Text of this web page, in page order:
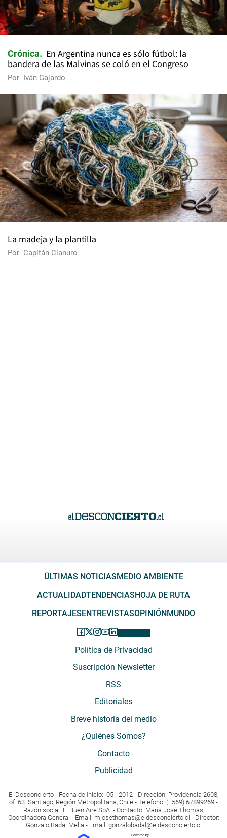
Crónica
En Argentina nunca es sólo fútbol: la
bandera de las Malvinas se coló en el Congreso
Por Iván Gajardo
La madeja y la plantilla
Por Capitán Cianuro
ÚLTIMAS NOTICIASMEDIO AMBIENTE
ACTUALIDADTENDENCIASHOJA DE RUTA
REPORTAJESENTREVISTASOPINIÓNMUNDO
Política de Privacidad
Suscripción Newsletter
RSS
Editoriales
Breve historia del medio
¿Quiénes Somos?
Contacto
Publicidad
El Desconcierto - Fecha de Inicio: 05 - 2012 - Dirección: Providencia 2608,
of. 63. Santiago, Región Metropolitana, Chile - Teléfono: (+569) 67899269 -
Razón social: El Buen Aire SpA. - Contacto: María José Thomas,
Coordinadora General - Email: mjosethomas@eldesconcierto.cl - Director:
Gonzalo Badal Mella - Email: gonzalobadal@eldesconcierto.cl